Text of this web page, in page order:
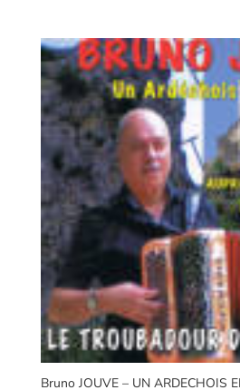
Bruno JOUVE – UN ARDECHOIS